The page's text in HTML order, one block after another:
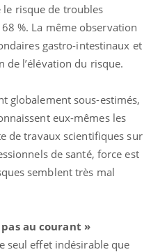
risque de troubles
%. La même observation
gastro-intestinaux et
de l’élévation du risque.
globalement sous-estimés,
eux-mêmes les
de travaux scientifiques sur
de santé, force est
semblent très mal
au courant »
seul effet indésirable que